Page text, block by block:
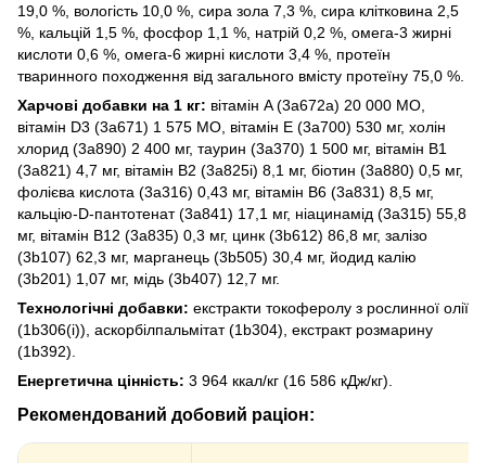
19,0 %, вологість 10,0 %, сира зола 7,3 %, сира клітковина 2,5
%, кальцій 1,5 %, фосфор 1,1 %, натрій 0,2 %, омега-3 жирні
кислоти 0,6 %, омега-6 жирні кислоти 3,4 %, протеїн
тваринного походження від загального вмісту протеїну 75,0 %.
Харчові добавки на 1 кг: вітамін A (3a672a) 20 000 МО,
вітамін D3 (3a671) 1 575 МО, вітамін E (3a700) 530 мг, холін
хлорид (3a890) 2 400 мг, таурин (3a370) 1 500 мг, вітамін B1
(3a821) 4,7 мг, вітамін B2 (3a825i) 8,1 мг, біотин (3a880) 0,5 мг,
фолієва кислота (3a316) 0,43 мг, вітамін B6 (3a831) 8,5 мг,
кальцію-D-пантотенат (3a841) 17,1 мг, ніацинамід (3a315) 55,8
мг, вітамін B12 (3a835) 0,3 мг, цинк (3b612) 86,8 мг, залізо
(3b107) 62,3 мг, марганець (3b505) 30,4 мг, йодид калію
(3b201) 1,07 мг, мідь (3b407) 12,7 мг.
Технологічні добавки: екстракти токоферолу з рослинної олії
(1b306(i)), аскорбілпальмітат (1b304), екстракт розмарину
(1b392).
Енергетична цінність: 3 964 ккал/кг (16 586 кДж/кг).
Рекомендований добовий раціон: